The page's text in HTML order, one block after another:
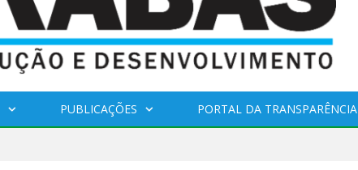
PUBLICAÇÕES PORTAL DA TRANSPARÊNCIA